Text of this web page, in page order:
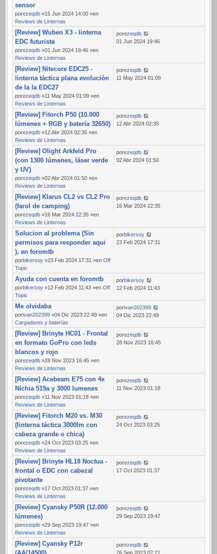
sensor
porezeqdb »15 Jun 2024 14:00 »en
Reviews de Linternas
[Review] Wuben X3 - linterna
EDC futurista
porezeqdb »01 Jun 2024 19:46 »en
Reviews de Linternas
porezeqdb
01 Jun 2024 19:46
[Review] Nitecore EDC25 -
linterna táctica plana evolución
de la la EDC27
porezeqdb »11 May 2024 01:09 »en
Reviews de Linternas
porezeqdb
11 May 2024 01:09
[Review] Fitorch P50 (10.000
lúmenes + RGB y batería 32650)
porezeqdb »12 Abr 2024 02:35 »en
Reviews de Linternas
porezeqdb
12 Abr 2024 02:35
[Review] Olight Arkfeld Pro
(con 1300 lúmenes, láser verde
y UV)
porezeqdb »02 Abr 2024 01:50 »en
Reviews de Linternas
porezeqdb
02 Abr 2024 01:50
[Review] Klarus CL2 vs CL2 Pro
(farol de camping)
porezeqdb »16 Mar 2024 22:35 »en
Reviews de Linternas
porezeqdb
16 Mar 2024 22:35
Solucion al problema (Sin
permisos para responder aqui
), en foromtb
porbikersoy »23 Feb 2024 17:31 »en Off
Topic
porbikersoy
23 Feb 2024 17:31
Ayuda con cuenta en foromtb
porbikersoy »12 Feb 2024 11:43 »en Off
Topic
porbikersoy
12 Feb 2024 11:43
Me olvidaba
porivan202399 »04 Dic 2023 22:49 »en
Cargadores y baterías
porivan202399
04 Dic 2023 22:49
[Review] Brinyte HC01 - Frontal
en formato GoPro con leds
blancos y rojo
porezeqdb »28 Nov 2023 16:45 »en
Reviews de Linternas
porezeqdb
28 Nov 2023 16:45
[Review] Acebeam E75 con 4x
Nichia 519a y 3000 lumenes
porezeqdb »11 Nov 2023 01:18 »en
Reviews de Linternas
porezeqdb
11 Nov 2023 01:18
[Review] Fitorch M20 vs. M30
(linterna táctica 3000lm con
cabeza grande o chica)
porezeqdb »24 Oct 2023 03:25 »en
Reviews de Linternas
porezeqdb
24 Oct 2023 03:25
[Review] Brinyte HL18 Noctua -
frontal o EDC con cabezal
pivotante
porezeqdb »17 Oct 2023 01:37 »en
Reviews de Linternas
porezeqdb
17 Oct 2023 01:37
[Review] Cyansky P50R (12.000
lúmenes)
porezeqdb »29 Sep 2023 19:47 »en
Reviews de Linternas
porezeqdb
29 Sep 2023 19:47
[Review] Cyansky P12r
(AA/14500)
porezeqdb
26 Sep 2023 02:21